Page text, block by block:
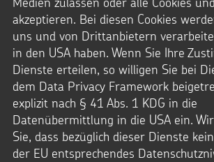
akzeptieren. Bei diesen Cookies
uns und von Drittanbietern
in den USA haben. Wenn Sie Ihre
Dienste erteilen, so willigen Sie bei
dem Data Privacy Framework
explizit nach § 41 Abs. 1 KDG in die
Datenübermittlung in die USA ein.
Sie, dass bezüglich dieser Dienste
der EU entsprechendes